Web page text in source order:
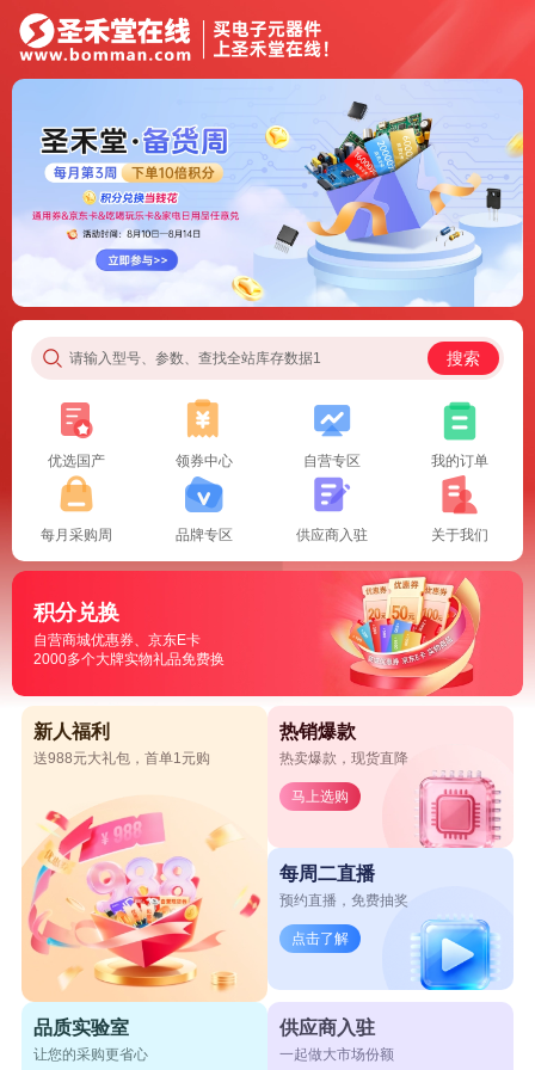
请输入型号、参数、查找全站库存数据1 搜索
优选国产 领券中心 自营专区 我的订单
每月采购周 品牌专区 供应商入驻 关于我们
积分兑换
自营商城优惠券、京东E卡
2000多个大牌实物礼品免费换
新人福利
送988元大礼包，首单1元购
热销爆款
热卖爆款，现货直降
马上选购
每周二直播
预约直播，免费抽奖
点击了解
品质实验室
让您的采购更省心
供应商入驻
一起做大市场份额